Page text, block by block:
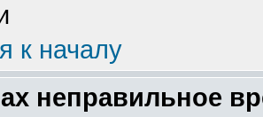
к началу
неправильное